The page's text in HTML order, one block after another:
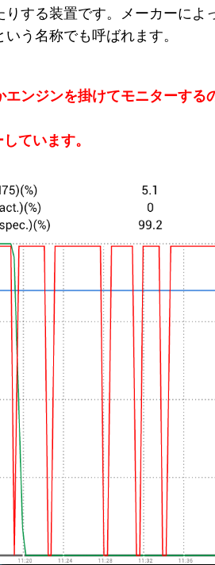
する装置です。メーカーによ
う名称でも呼ばれます。
ンジンを掛けてモニターする
ています。